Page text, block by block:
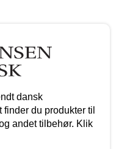
dansk
du produkter til
andet tilbehør. Klik